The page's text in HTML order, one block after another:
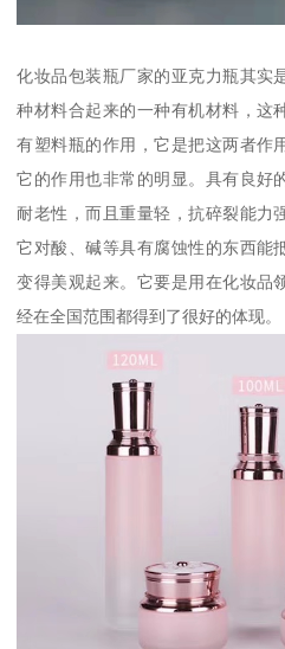
化妆品包装瓶厂家的亚克力瓶其实
种材料合起来的一种有机材料，这
有塑料瓶的作用，它是把这两者作
它的作用也非常的明显。具有良好
耐老性，而且重量轻，抗碎裂能力
它对酸、碱等具有腐蚀性的东西能
变得美观起来。它要是用在化妆品
经在全国范围都得到了很好的体现。